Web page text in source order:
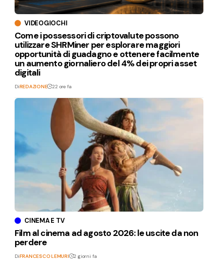
VIDEOGIOCHI
Come i possessori di criptovalute possono
utilizzare SHRMiner per esplorare maggiori
opportunità di guadagno e ottenere facilmente
un aumento giornaliero del 4% dei propri asset
digitali
DiREDAZIONE 22 ore fa
CINEMA E TV
Film al cinema ad agosto 2026: le uscite da non
perdere
DiFRANCESCO LEMURI 2 giorni fa